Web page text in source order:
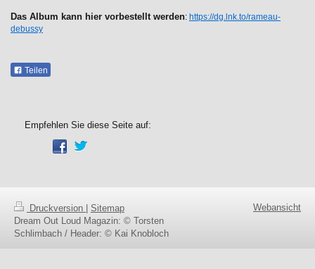
Das Album kann hier vorbestellt werden: https://dg.lnk.to/rameau-
debussy
Teilen
Empfehlen Sie diese Seite auf:
Druckversion
Sitemap
Dream Out Loud Magazin: © Torsten
Schlimbach / Header: © Kai Knobloch
Webansicht